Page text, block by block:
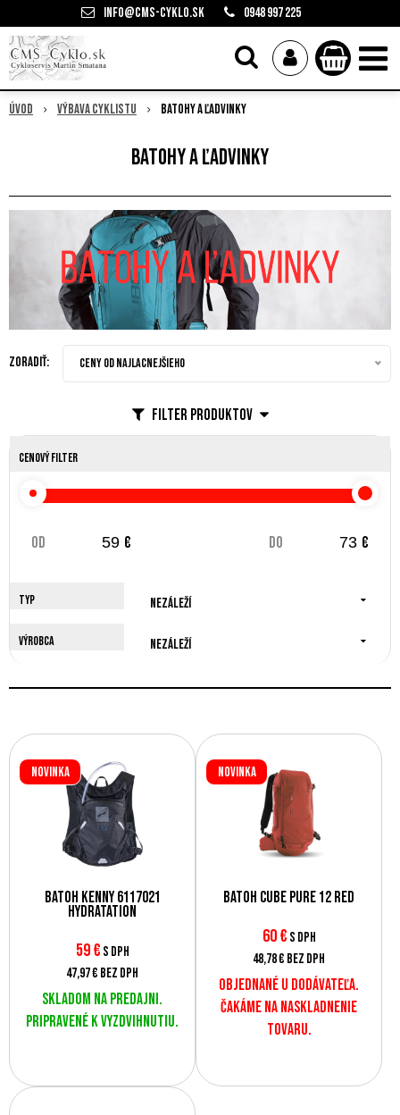
info@cms-cyklo.sk 0948 997 225
Úvod Výbava cyklistu Batohy a ľadvinky
Batohy a ľadvinky
Filter produktov
Zoradiť: Ceny od najlacnejšieho
Cenový filter
od € do €
Typ Nezáleží
Výrobca Nezáleží
Batoh Kenny 6117021
Hydratation
Novinka
59€ s DPH
47,97 € bez DPH
Skladom na predajni.
Pripravené k vyzdvihnutiu.
Batoh CUBE Pure 12 Red
Novinka
60€ s DPH
48,78 € bez DPH
Objednané u dodávateľa.
Čakáme na naskladnenie
tovaru.